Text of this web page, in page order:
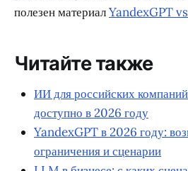
полезен материалYandexGPT
Читайте также
ИИ для российских
доступно в 2026 году
YandexGPT в 2026 году:
ограничения и сценарии